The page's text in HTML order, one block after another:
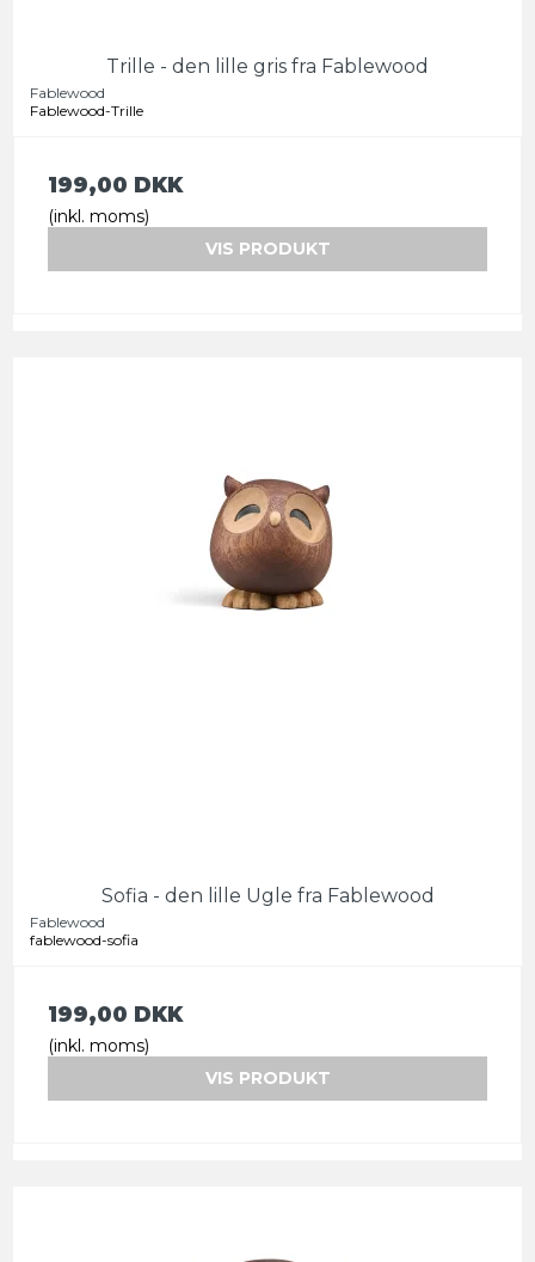
Trille - den lille gris fra Fablewood
Fablewood
Fablewood-Trille
199,00 DKK
(inkl. moms)
VIS PRODUKT
Sofia - den lille Ugle fra Fablewood
Fablewood
fablewood-sofia
199,00 DKK
(inkl. moms)
VIS PRODUKT